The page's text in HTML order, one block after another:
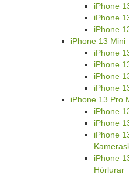
iPhone
iPhone
iPhone
iPhone 13 Mini
iPhone
iPhone
iPhone
iPhone
iPhone 13 Pro
iPhone
iPhone
iPhone
iPhone
Hörlurar